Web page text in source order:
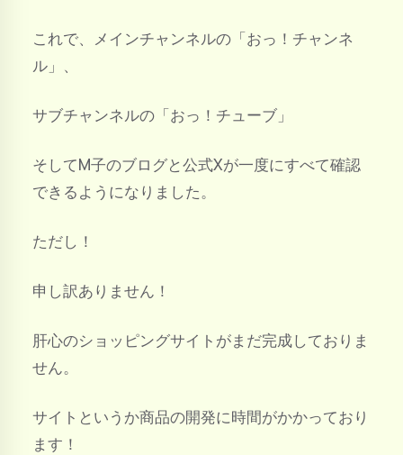
これで、メインチャンネルの「おっ！チャンネ
ル」、
サブチャンネルの「おっ！チューブ」
そしてM子のブログと公式Xが一度にすべて確認
できるようになりました。
ただし！
申し訳ありません！
肝心のショッピングサイトがまだ完成しておりま
せん。
サイトというか商品の開発に時間がかかっており
ます！